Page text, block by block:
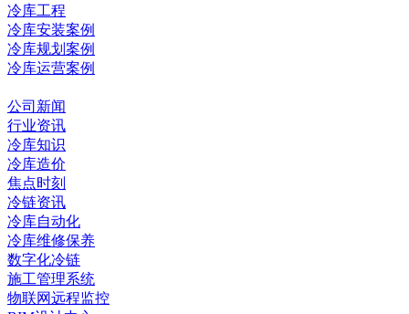
冷库工程
冷库安装案例
冷库规划案例
冷库运营案例
公司新闻
行业资讯
冷库知识
冷库造价
焦点时刻
冷链资讯
冷库自动化
冷库维修保养
数字化冷链
施工管理系统
物联网远程监控